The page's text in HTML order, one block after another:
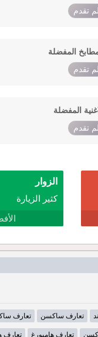
لم تقدم
المفضلة
لم تقدم
المفضلة
لم تقدم
الزوار
كثير الزيارة
تعارف ساكسن تعارف
تعارف هامبورغ تعارف